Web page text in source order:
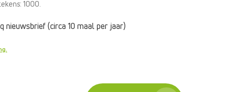
1000.
nieuwsbrief (circa 10 maal per jaar)